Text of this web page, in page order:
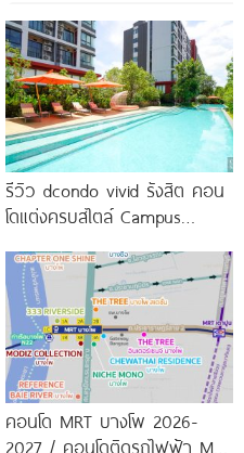
รีวิว dcondo vivid รังสิต คอน
โดแต่งครบสไตล์ Campus
พร้อมรับ-ส่ง
คอนโด MRT บางโพ 2026-
2027 / คอนโดติดรถไฟฟ้า MRT